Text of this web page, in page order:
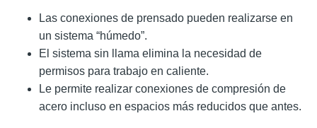
Las conexiones de prensado pueden realizarse en
un sistema “húmedo”.
El sistema sin llama elimina la necesidad de
permisos para trabajo en caliente.
Le permite realizar conexiones de compresión de
acero incluso en espacios más reducidos que antes.